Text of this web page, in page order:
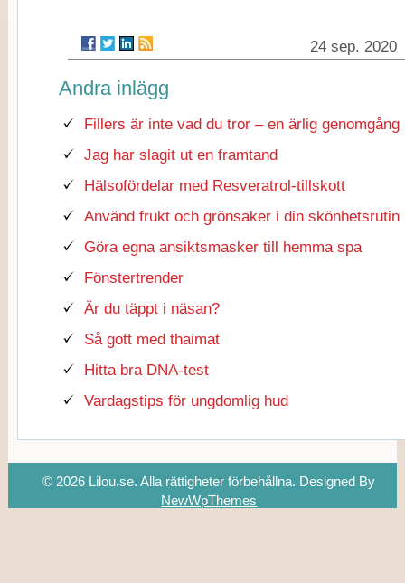
24 sep. 2020
Andra inlägg
Fillers är inte vad du tror – en ärlig genomgång
Jag har slagit ut en framtand
Hälsofördelar med Resveratrol-tillskott
Använd frukt och grönsaker i din skönhetsrutin
Göra egna ansiktsmasker till hemma spa
Fönstertrender
Är du täppt i näsan?
Så gott med thaimat
Hitta bra DNA-test
Vardagstips för ungdomlig hud
© 2026 Lilou.se. Alla rättigheter förbehållna. Designed By
NewWpThemes